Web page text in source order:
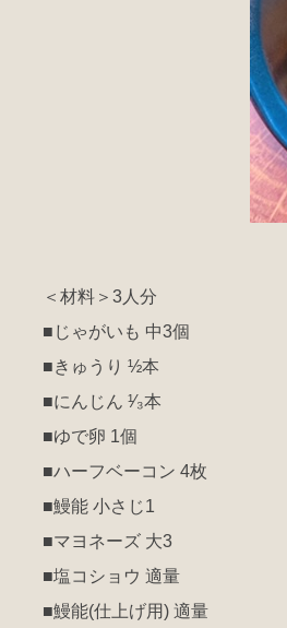
＜材料＞3人分
■じゃがいも 中3個
■きゅうり ½本
■にんじん ¹∕₃本
■ゆで卵 1個
■ハーフベーコン 4枚
■鰻能 小さじ1
■マヨネーズ 大3
■塩コショウ 適量
■鰻能(仕上げ用) 適量